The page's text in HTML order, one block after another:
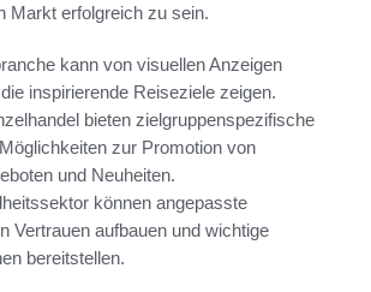
Markt erfolgreich zu sein.
kann von visuellen Anzeigen
inspirierende Reiseziele zeigen.
bieten zielgruppenspezifische
zur Promotion von
und Neuheiten.
können angepasste
Vertrauen aufbauen und wichtige
bereitstellen.